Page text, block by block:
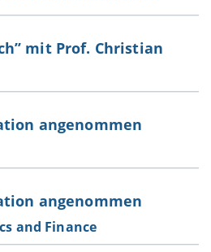
mit Prof. Christian
angenommen
angenommen
and Finance